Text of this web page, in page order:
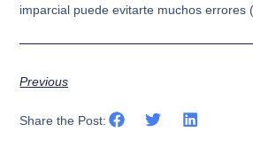
imparcial puede evitarte muchos errores
Previous
Share the Post: